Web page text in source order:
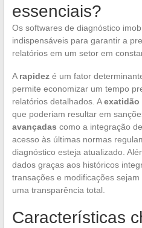
essenciais?
Os softwares de diagnóstico
indispensáveis para garantir a
relatórios em um setor em
A rapidezé um fator
permite economizar um tempo
relatórios detalhados. Aexatidão
que poderiam resultar em
avançadas como a integração
acesso às últimas normas
diagnóstico esteja atualizado.
dados graças aos históricos
transações e modificações
uma transparência total.
Características